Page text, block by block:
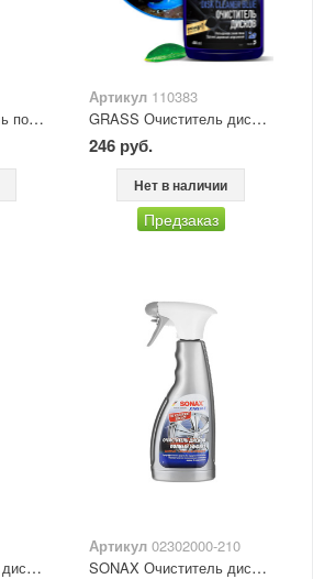
LERATON Очиститель покрышек и колесных дисков G11 473 мл
Артикул 110383
GRASS Очиститель дисков "Disk" Blue 600мл
246 руб.
Нет в наличии
Предзаказ
SOFT99 Очиститель дисков и кузова Iron Terminator 500мл
Артикул 02302000-210
SONAX Очиститель дисков Xtreme 0,5 л